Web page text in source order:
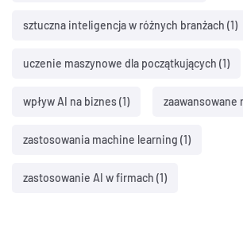
sztuczna inteligencja w różnych branżach (1)
uczenie maszynowe dla początkujących (1)
wpływ AI na biznes(1) zaawansowane
zastosowania machine learning (1)
zastosowanie AI w firmach (1)